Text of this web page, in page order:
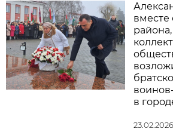
вместе
в
23.02.2026